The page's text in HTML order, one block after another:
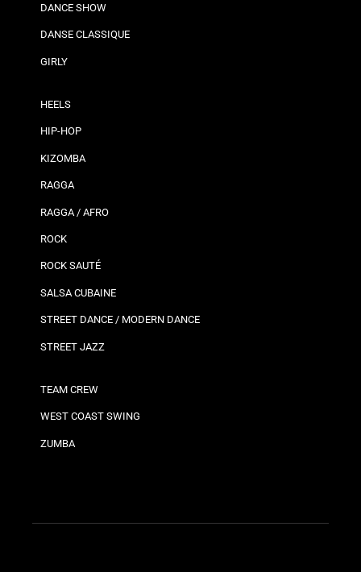
DANCE SHOW
DANSE CLASSIQUE
GIRLY
HEELS
HIP-HOP
KIZOMBA
RAGGA
RAGGA / AFRO
ROCK
ROCK SAUTÉ
SALSA CUBAINE
STREET DANCE / MODERN DANCE
STREET JAZZ
TEAM CREW
WEST COAST SWING
ZUMBA